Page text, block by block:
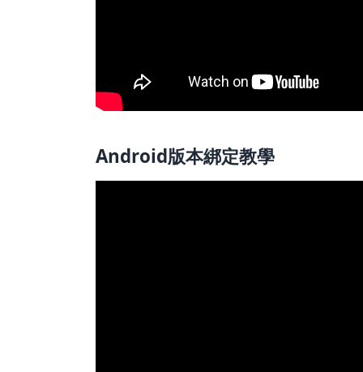
Android版本綁定教學